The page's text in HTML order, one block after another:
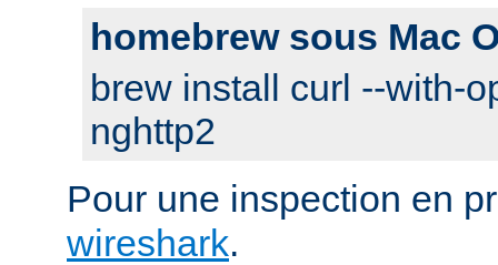
homebrew sous Mac
brew install curl --with-
nghttp2
Pour une inspection en
wireshark.